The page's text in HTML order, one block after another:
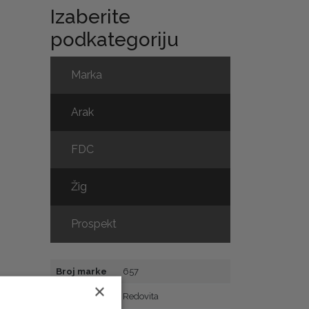
Izaberite
podkategoriju
Marka
Arak
FDC
Žig
Prospekt
Broj marke 657
Redovita
×